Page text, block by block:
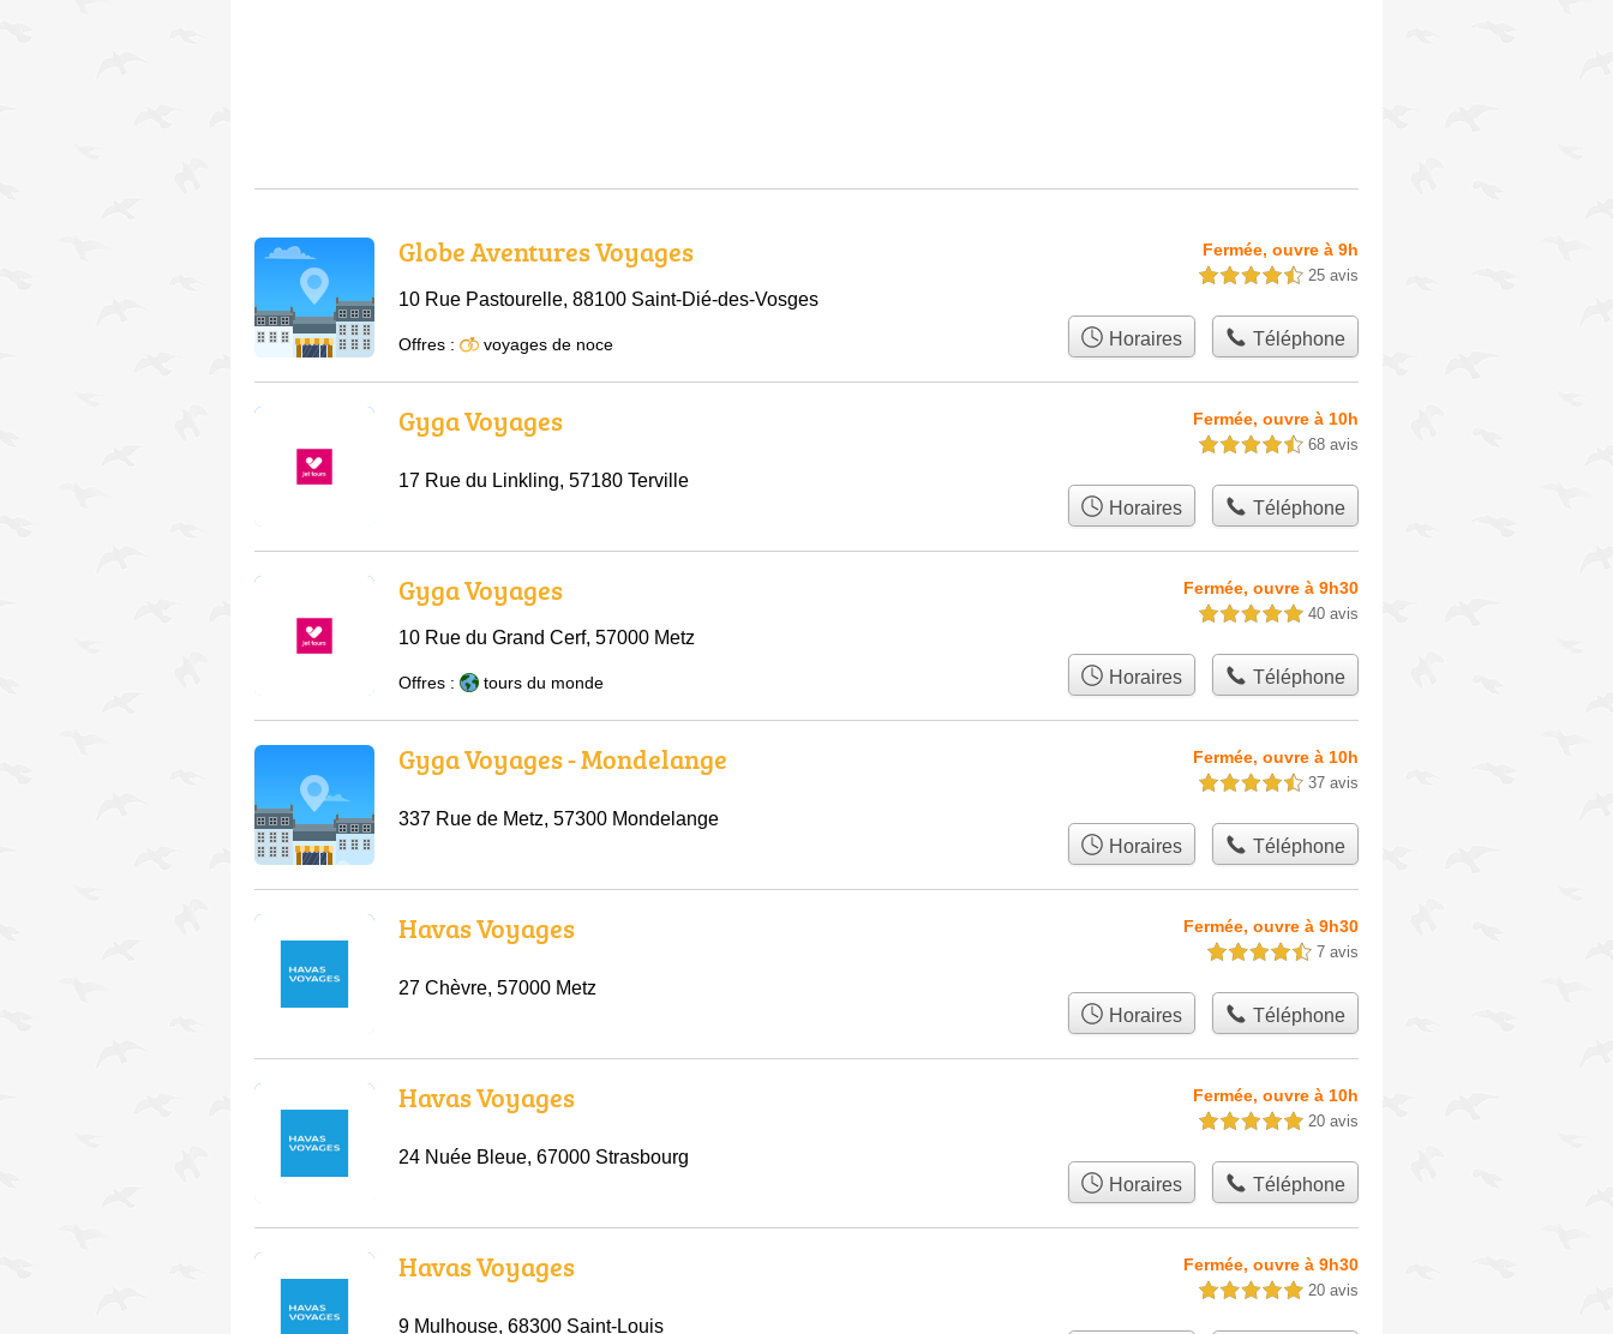
Globe Aventures Voyages
10 Rue Pastourelle, 88100 Saint-Dié-des-Vosges
Fermée, ouvre à 9h
4,5 étoiles sur 5 25 avis
Offres : voyages de noce Horaires Téléphone
Gyga Voyages
17 Rue du Linkling, 57180 Terville
Fermée, ouvre à 10h
4,5 étoiles sur 5 68 avis
Horaires Téléphone
Gyga Voyages
10 Rue du Grand Cerf, 57000 Metz
Fermée, ouvre à 9h30
5,0 étoiles sur 5 40 avis
Offres : tours du monde Horaires Téléphone
Gyga Voyages - Mondelange
337 Rue de Metz, 57300 Mondelange
Fermée, ouvre à 10h
4,5 étoiles sur 5 37 avis
Horaires Téléphone
Havas Voyages
27 Chèvre, 57000 Metz
Fermée, ouvre à 9h30
4,5 étoiles sur 5 7 avis
Horaires Téléphone
Havas Voyages
24 Nuée Bleue, 67000 Strasbourg
Fermée, ouvre à 10h
5,0 étoiles sur 5 20 avis
Horaires Téléphone
Havas Voyages
9 Mulhouse, 68300 Saint-Louis
Fermée, ouvre à 9h30
5,0 étoiles sur 5 20 avis